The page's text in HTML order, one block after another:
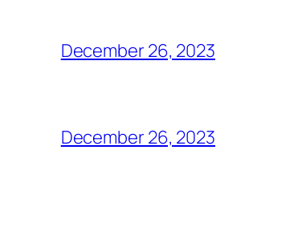
December 26, 2023
December 26, 2023